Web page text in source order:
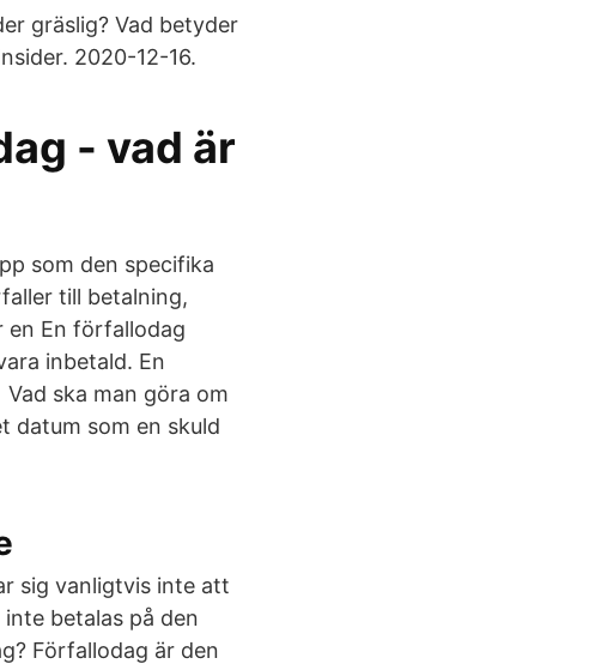
gräslig? Vad betyder
2020-12-16.
- vad är
som den specifika
till betalning,
en En förfallodag
inbetald. En
ska man göra om
datum som en skuld
sig vanligtvis inte att
betalas på den
Förfallodag är den